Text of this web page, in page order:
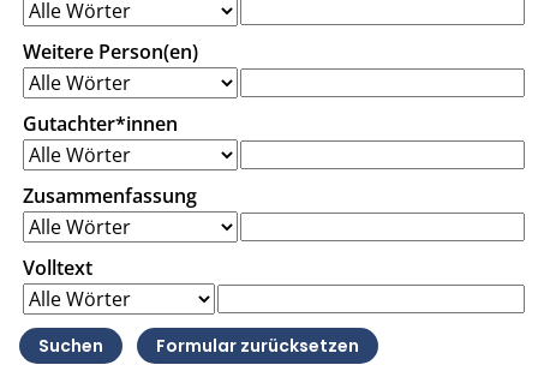
Weitere Person(en)
Gutachter*innen
Zusammenfassung
Volltext